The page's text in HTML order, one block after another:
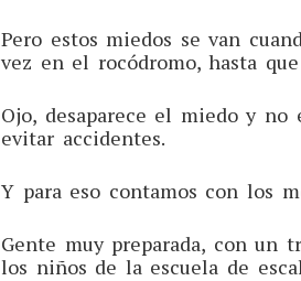
Pero estos miedos se van
vez en el rocódromo, hasta
Ojo, desaparece el miedo y
evitar accidentes.
Y para eso contamos con los
Gente muy preparada, con un
los niños de la escuela de